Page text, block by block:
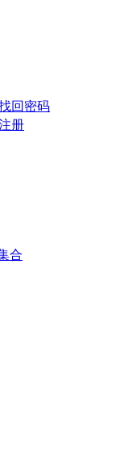
回密码
册
合